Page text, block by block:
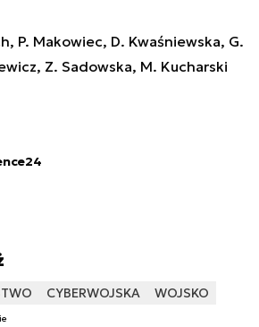
P. Makowiec, D. Kwaśniewska, G.
Z. Sadowska, M. Kucharski
CYBERWOJSKA
WOJSKO